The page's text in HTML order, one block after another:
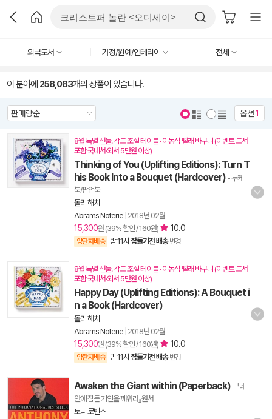
외국도서 가정/원예/인테리어 전체
이 분야에 258,083개의 상품이 있습니다.
옵션1
8월 특별 선물. 각도 조절 테이블 · 이동식 빨래 바구니 (이벤트 도서
포함 국내서·외서 5만원 이상)
Thinking of You (Uplifting Editions): Turn T
his Book Into a Bouquet (Hardcover) - 부케
북/팝업북
몰리 해치
Abrams Noterie 2018년 02월
15,300원 (39% 할인 / 160원) 10.0
양탄자배송 밤 11시 잠들기전 배송 변경
8월 특별 선물. 각도 조절 테이블 · 이동식 빨래 바구니 (이벤트 도서
포함 국내서·외서 5만원 이상)
Happy Day (Uplifting Editions): A Bouquet i
n a Book (Hardcover)
몰리 해치
Abrams Noterie 2018년 02월
15,300원 (39% 할인 / 160원) 10.0
양탄자배송 밤 11시 잠들기전 배송 변경
Awaken the Giant within (Paperback) - 『네
안에 잠든 거인을 깨워라』원서
토니 로빈스